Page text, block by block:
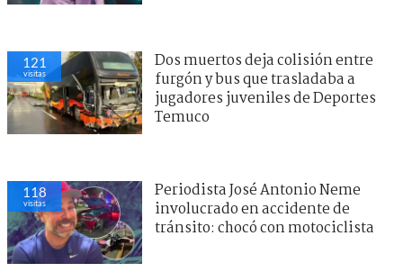
121
visitas
Dos muertos deja colisión entre
furgón y bus que trasladaba a
jugadores juveniles de Deportes
Temuco
118
visitas
Periodista José Antonio Neme
involucrado en accidente de
tránsito: chocó con motociclista